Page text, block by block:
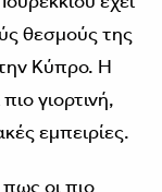
θεσμούς της
Κύπρο. Η
γιορτινή,
εμπειρίες.
οι πιο